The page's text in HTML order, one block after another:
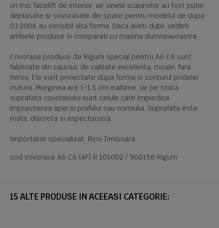
un mic facelift de interior, iar sinele scaunelor au fost putin
deplasate si covorasele din spate pentru modelul de dupa
03.2006 au sensibil alta forma. Daca aveti dubii, vedeti
ambele produse si comparati cu masina dumneavoastra.
Covorase produse de Rigum special pentru A6 C6 sunt
fabricate din cauciuc de calitate excelenta, moale, fara
miros. Ele sunt proiectate dupa forma si conturul podelei
masinii. Marginea are 1-1.5 cm inaltime, iar pe toata
suprafata covorasului sunt celule care impiedica
imprastierea apei si prafului sau noroiului. Suprafata este
mata, discreta si aspectuoasa.
Importator specializat: Rimi Timisoara
cod covorase A6 C6 (4F) R 101002 / 900156 Rigum
15 ALTE PRODUSE IN ACEEASI CATEGORIE: